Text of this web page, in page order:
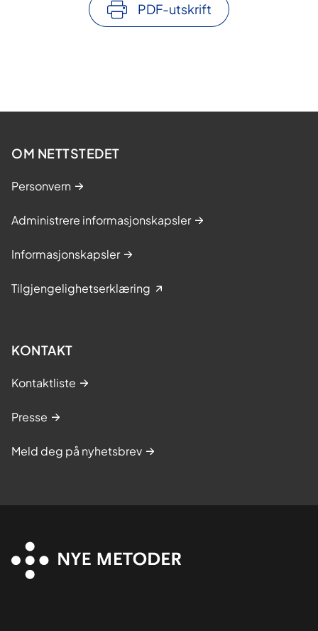
PDF-utskrift
OM NETTSTEDET
Personvern
Administrere informasjonskapsler
Informasjonskapsler
Tilgjengelighetserklæring
KONTAKT
Kontaktliste
Presse
Meld deg på nyhetsbrev